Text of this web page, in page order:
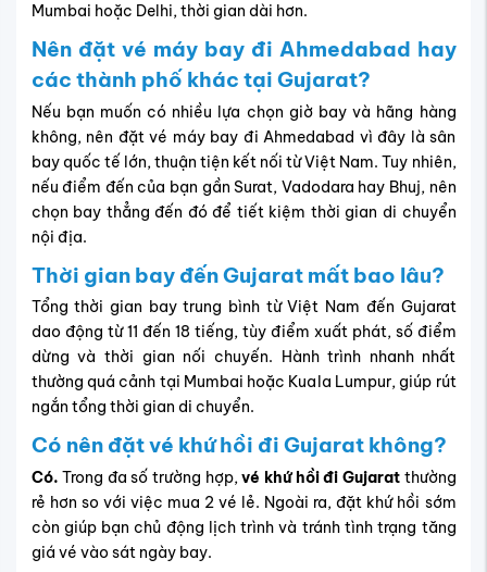
Mumbai hoặc Delhi, thời gian dài hơn.
Nên đặt vé máy bay đi Ahmedabad hay
các thành phố khác tại Gujarat?
Nếu bạn muốn có nhiều lựa chọn giờ bay và hãng hàng
không, nên đặt vé máy bay đi Ahmedabad vì đây là sân
bay quốc tế lớn, thuận tiện kết nối từ Việt Nam. Tuy nhiên,
nếu điểm đến của bạn gần Surat, Vadodara hay Bhuj, nên
chọn bay thẳng đến đó để tiết kiệm thời gian di chuyển
nội địa.
Thời gian bay đến Gujarat mất bao lâu?
Tổng thời gian bay trung bình từ Việt Nam đến Gujarat
dao động từ 11 đến 18 tiếng, tùy điểm xuất phát, số điểm
dừng và thời gian nối chuyến. Hành trình nhanh nhất
thường quá cảnh tại Mumbai hoặc Kuala Lumpur, giúp rút
ngắn tổng thời gian di chuyển.
Có nên đặt vé khứ hồi đi Gujarat không?
Có. Trong đa số trường hợp,vé khứ hồi đi Gujaratthường
rẻ hơn so với việc mua 2 vé lẻ. Ngoài ra, đặt khứ hồi sớm
còn giúp bạn chủ động lịch trình và tránh tình trạng tăng
giá vé vào sát ngày bay.